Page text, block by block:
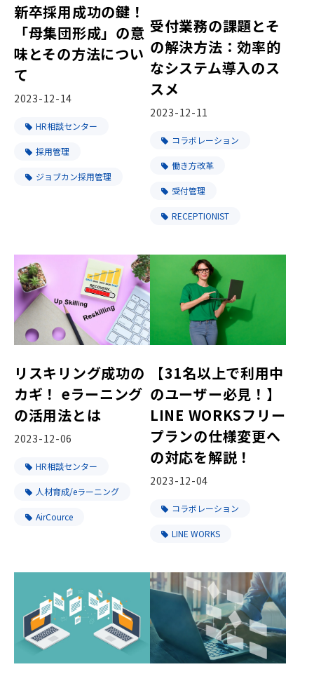
新卒採用成功の鍵！
「母集団形成」の意
味とその方法につい
て
2023-12-14
HR相談センター
採用管理
ジョブカン採用管理
受付業務の課題とそ
の解決方法：効率的
なシステム導入のス
スメ
2023-12-11
コラボレーション
働き方改革
受付管理
RECEPTIONIST
リスキリング成功の
カギ！ eラーニング
の活用法とは
2023-12-06
HR相談センター
人材育成/eラーニング
AirCource
【31名以上で利用中
のユーザー必見！】
LINE WORKSフリー
プランの仕様変更へ
の対応を解説！
2023-12-04
コラボレーション
LINE WORKS